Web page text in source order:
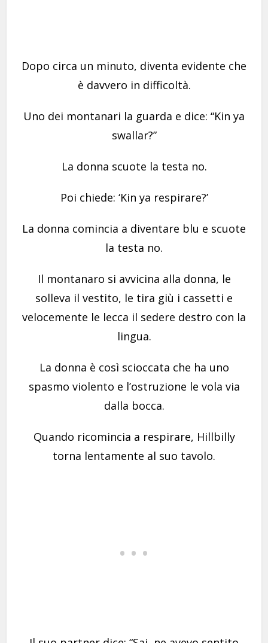
Dopo circa un minuto, diventa evidente che
è davvero in difficoltà.
Uno dei montanari la guarda e dice: “Kin ya
swallar?”
La donna scuote la testa no.
Poi chiede: ‘Kin ya respirare?’
La donna comincia a diventare blu e scuote
la testa no.
Il montanaro si avvicina alla donna, le
solleva il vestito, le tira giù i cassetti e
velocemente le lecca il sedere destro con la
lingua.
La donna è così scioccata che ha uno
spasmo violento e l’ostruzione le vola via
dalla bocca.
Quando ricomincia a respirare, Hillbilly
torna lentamente al suo tavolo.